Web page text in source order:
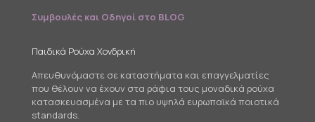
Συμβουλές και Οδηγοί στο BLOG
Παιδικά Ρούχα Χονδρική
Απευθυνόμαστε σε καταστήματα και επαγγελματίες
που θέλουν να έχουν στα ράφια τους μοναδικά ρούχα
κατασκευασμένα με τα πιο υψηλά ευρωπαϊκά ποιοτικά
standards.